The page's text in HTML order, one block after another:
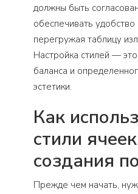
должны быть
обеспечивать удобство
перегружая таблицу
Настройка стилей —
баланса и
эстетики.
Как
стили
создания
Прежде чем начать,